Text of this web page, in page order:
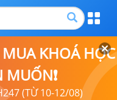
KHOÁ HỌC
(TỪ 10-12/08)